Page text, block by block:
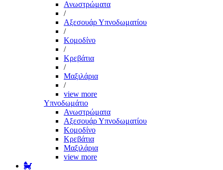
Ανωστρώματα
/
Αξεσουάρ Υπνοδωματίου
/
Κομοδίνο
/
Κρεβάτια
/
Μαξιλάρια
/
view more
Υπνοδωμάτιο
Ανωστρώματα
Αξεσουάρ Υπνοδωματίου
Κομοδίνο
Κρεβάτια
Μαξιλάρια
view more